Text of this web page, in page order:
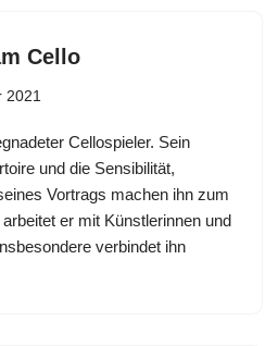
Cello
2021
Cellospieler. Sein
und die Sensibilität,
Vortrags machen ihn zum
er mit Künstlerinnen und
verbindet ihn